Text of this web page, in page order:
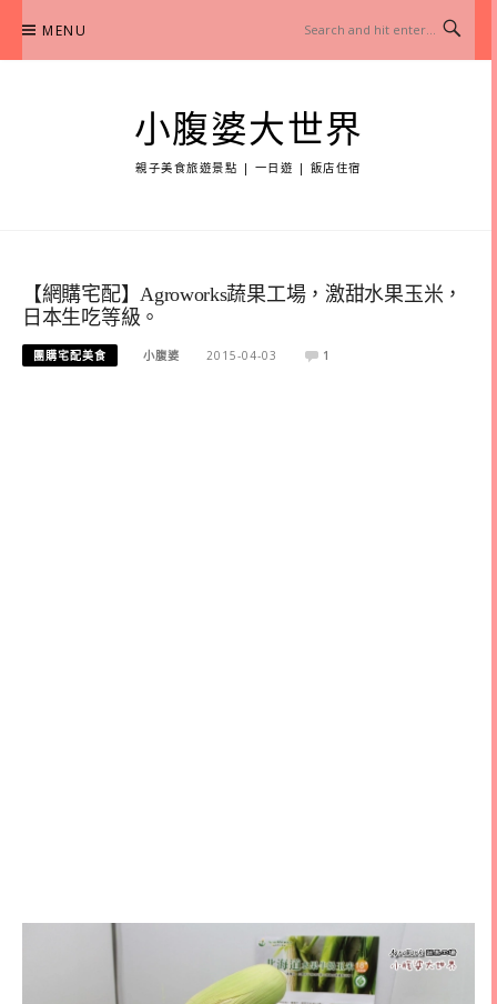
content
MENU
小腹婆大世界
親子美食旅遊景點 | 一日遊 | 飯店住宿
【網購宅配】Agroworks蔬果工場，激甜水果玉米，
日本生吃等級。
團購宅配美食 小腹婆 2015-04-03 1